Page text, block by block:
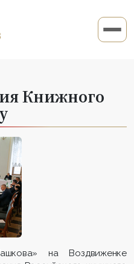
Книжного
на Воздвиженке